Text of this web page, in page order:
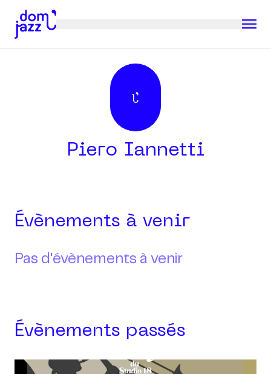
Piero Iannetti
Évènements à venir
Pas d'évènements à venir
Évènements passés